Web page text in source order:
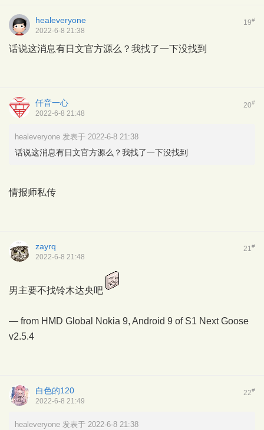
19#
healeveryone
2022-6-8 21:38
话说这消息有日文官方源么？我找了一下没找到
20#
仟音一心
2022-6-8 21:48
healeveryone 发表于 2022-6-8 21:38
话说这消息有日文官方源么？我找了一下没找到
情报师私传
21#
zayrq
2022-6-8 21:48
男主要不找铃木达央吧
— from HMD Global Nokia 9, Android 9 of S1 Next Goose
v2.5.4
22#
白色的120
2022-6-8 21:49
healeveryone 发表于 2022-6-8 21:38